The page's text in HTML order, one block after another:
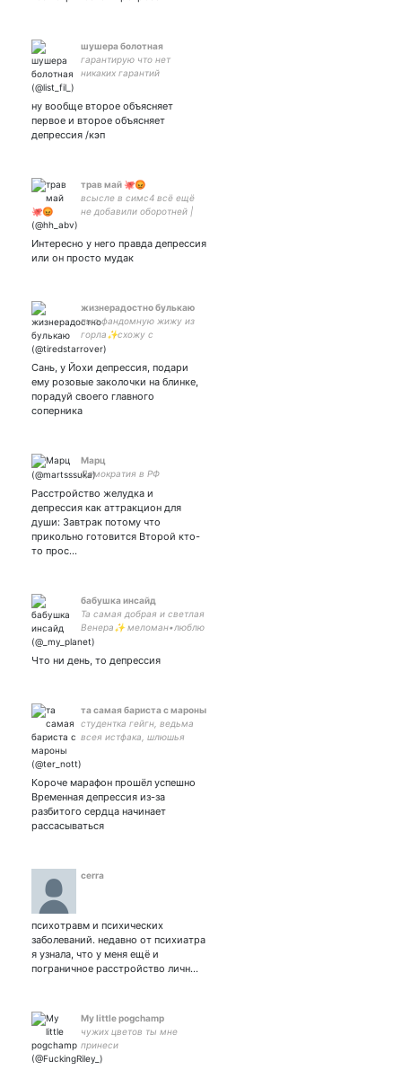
шушера болотная
гарантирую что нет
никаких гарантий
ну вообще второе объясняет
первое и второе объясняет
депрессия /кэп
трав май 🐙😡
всысле в симс4 всё ещё
не добавили оборотней |
Интересно у него правда депрессия
или он просто мудак
жизнерадостно булькаю
пью фандомную жижу из
горла✨схожу с
ума✨твиттер как место
✨
Сань, у Йохи депрессия, подари
ему розовые заколочки на блинке,
порадуй своего главного
соперника
Марц
Демократия в РФ
Расстройство желудка и
депрессия как аттракцион для
души: Завтрак потому что
прикольно готовится Второй кто-
то прос…
бабушка инсайд
Та самая добрая и светлая
Венера✨ меломан•люблю
мультики•пишу стихи🗿 -
Что ни день, то депрессия
та самая бариста с мароны
студентка гейгн, ведьма
всея истфака, шлюшья
можешь звать меня
госпожа, ваша ненависть-
мое любимое вино
Короче марафон прошёл успешно
Временная депрессия из-за
разбитого сердца начинает
рассасываться
cerra
психотравм и психических
заболеваний. недавно от психиатра
я узнала, что у меня ещё и
пограничное расстройство личн…
My little pogchamp
чужих цветов ты мне
принеси